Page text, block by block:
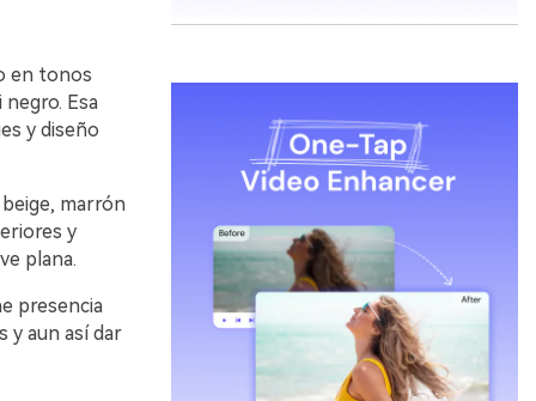
en tonos
Esa
y diseño
marrón
y
plana.
presencia
y aun así dar